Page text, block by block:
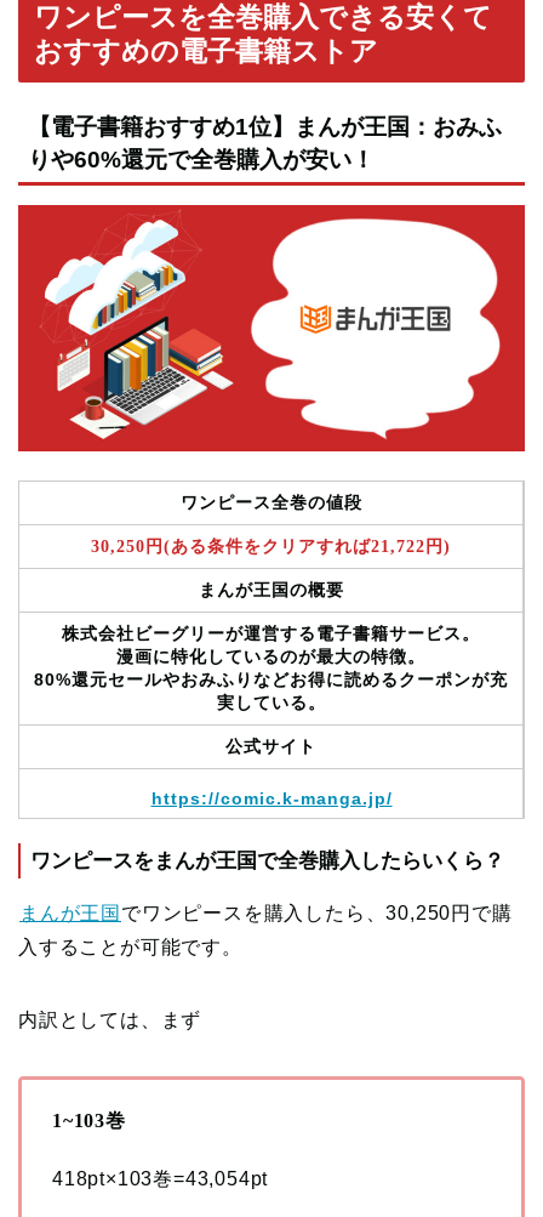
ワンピースを全巻購入できる安くて
おすすめの電子書籍ストア
【電子書籍おすすめ1位】まんが王国：おみふ
りや60%還元で全巻購入が安い！
ワンピース全巻の値段
30,250円(ある条件をクリアすれば21,722円)
まんが王国の概要
株式会社ビーグリーが運営する電子書籍サービス。
漫画に特化しているのが最大の特徴。
80%還元セールやおみふりなどお得に読めるクーポンが充
実している。
公式サイト
https://comic.k-manga.jp/
ワンピースをまんが王国で全巻購入したらいくら？
まんが王国 でワンピースを購入したら、30,250円で購
入することが可能です。
内訳としては、まず
1~103巻
418pt×103巻=43,054pt